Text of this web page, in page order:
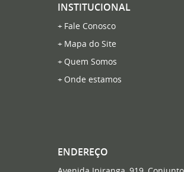
INSTITUCIONAL
Fale Conosco
Mapa do Site
Quem Somos
Onde estamos
ENDEREÇO